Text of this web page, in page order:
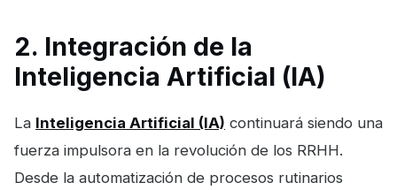
2. Integración de la
Inteligencia Artificial (IA)
La Inteligencia Artificial (IA) continuará siendo una
fuerza impulsora en la revolución de los RRHH.
Desde la automatización de procesos rutinarios